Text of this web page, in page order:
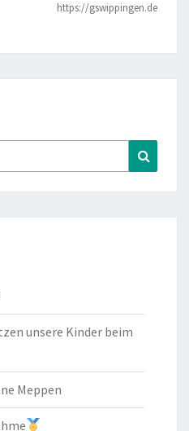
https://gswippingen.de
unsere Kinder beim
Meppen